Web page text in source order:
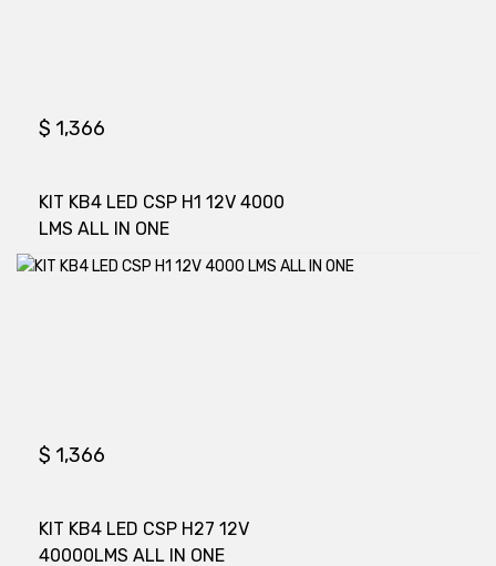
$ 1,366
KIT KB4 LED CSP H1 12V 4000
LMS ALL IN ONE
$ 1,366
KIT KB4 LED CSP H27 12V
40000LMS ALL IN ONE